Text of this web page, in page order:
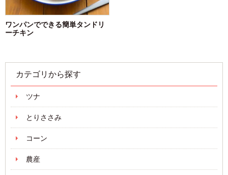
ワンパンでできる簡単タンドリ
ーチキン
カテゴリから探す
ツナ
とりささみ
コーン
農産